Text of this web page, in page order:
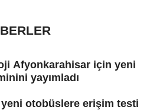
Afyonkarahisar için yeni
yayımladı
otobüslere erişim testi